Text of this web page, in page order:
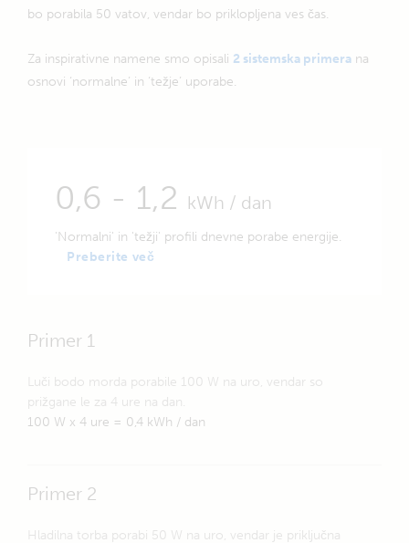
bo porabila 50 vatov, vendar bo priklopljena ves čas.
Za inspirativne namene smo opisali 2 sistemska primera na
osnovi ‘normalne’ in ‘težje’ uporabe.
0,6 - 1,2 kWh / dan
'Normalni' in 'težji' profili dnevne porabe energije.
Preberite več
Primer 1
Luči bodo morda porabile 100 W na uro, vendar so
prižgane le za 4 ure na dan.
100 W x 4 ure = 0,4 kWh / dan
Primer 2
Hladilna torba porabi 50 W na uro, vendar je priključna